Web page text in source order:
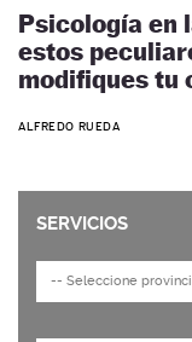
Psicología en
estos
modifiques tu
ALFREDO RUEDA